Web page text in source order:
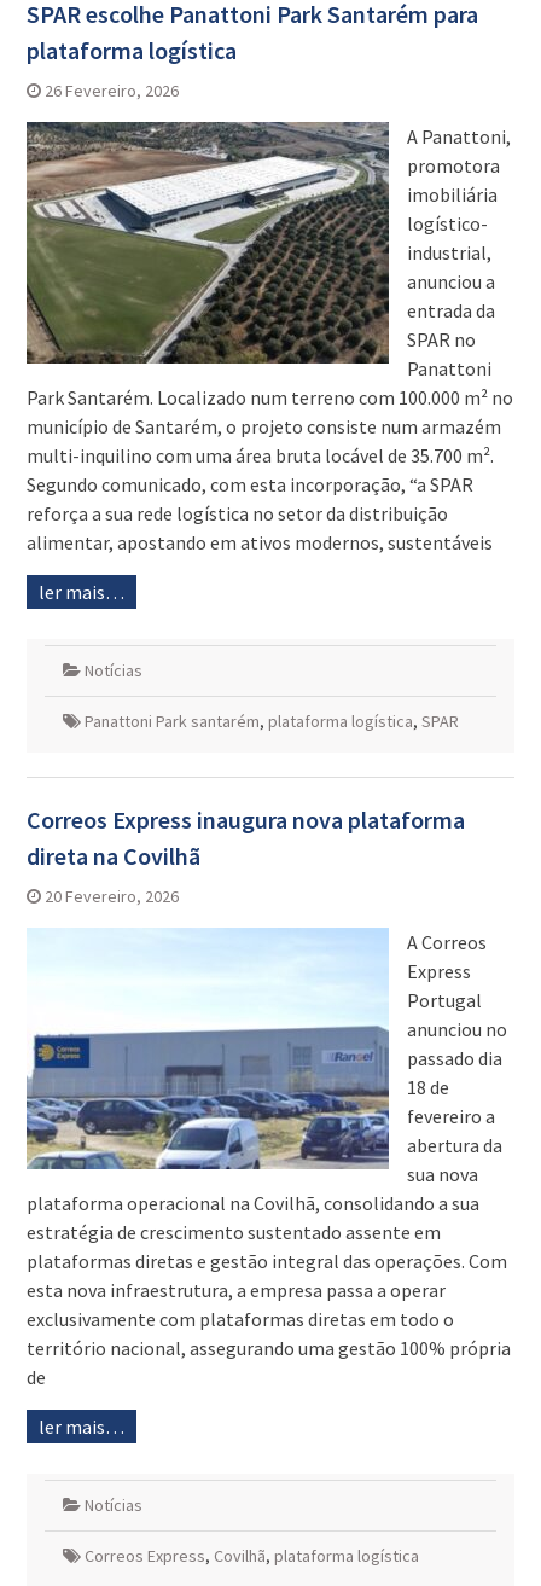
SPAR escolhe Panattoni Park Santarém para
plataforma logística
26 Fevereiro, 2026
A Panattoni,
promotora
imobiliária
logístico-
industrial,
anunciou a
entrada da
SPAR no
Panattoni
Park Santarém. Localizado num terreno com 100.000 m² no
município de Santarém, o projeto consiste num armazém
multi-inquilino com uma área bruta locável de 35.700 m².
Segundo comunicado, com esta incorporação, “a SPAR
reforça a sua rede logística no setor da distribuição
alimentar, apostando em ativos modernos, sustentáveis
ler mais…
Notícias
Panattoni Park santarém, plataforma logística, SPAR
Correos Express inaugura nova plataforma
direta na Covilhã
20 Fevereiro, 2026
A Correos
Express
Portugal
anunciou no
passado dia
18 de
fevereiro a
abertura da
sua nova
plataforma operacional na Covilhã, consolidando a sua
estratégia de crescimento sustentado assente em
plataformas diretas e gestão integral das operações. Com
esta nova infraestrutura, a empresa passa a operar
exclusivamente com plataformas diretas em todo o
território nacional, assegurando uma gestão 100% própria
de
ler mais…
Notícias
Correos Express, Covilhã, plataforma logística